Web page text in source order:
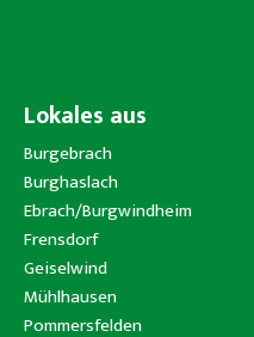
Lokales aus
Burgebrach
Burghaslach
Ebrach/Burgwindheim
Frensdorf
Geiselwind
Mühlhausen
Pommersfelden